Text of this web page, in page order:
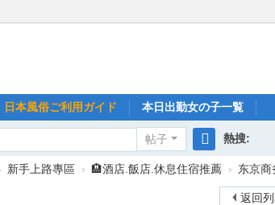
日本風俗ご利用ガイド 本日出勤女の子一覧
帖子
搜
熱搜:
新手上路專區 › 🏨酒店.飯店.休息住宿推薦 › 东京商
返回